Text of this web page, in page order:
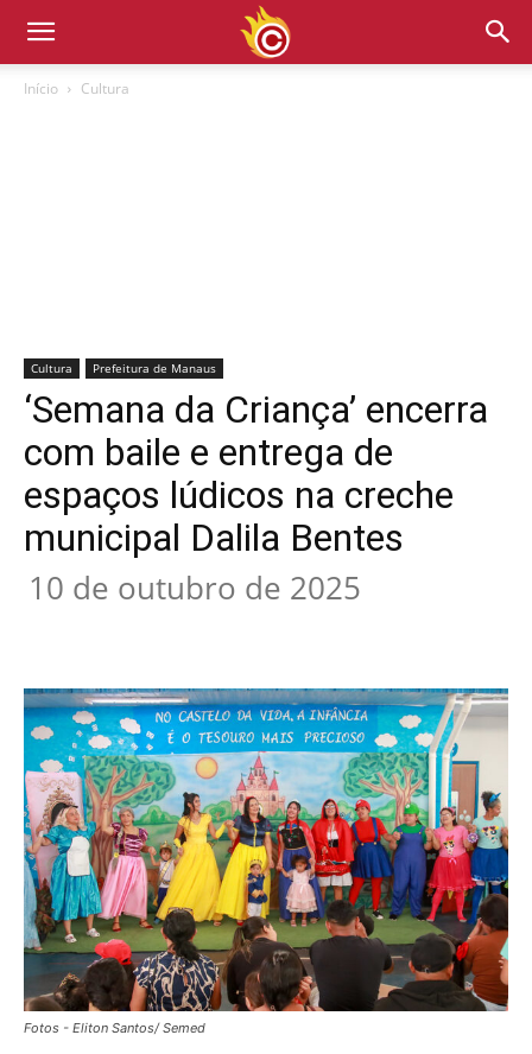
Início Cultura
Cultura Prefeitura de Manaus
‘Semana da Criança’ encerra
com baile e entrega de
espaços lúdicos na creche
municipal Dalila Bentes
10 de outubro de 2025
Fotos - Eliton Santos/ Semed